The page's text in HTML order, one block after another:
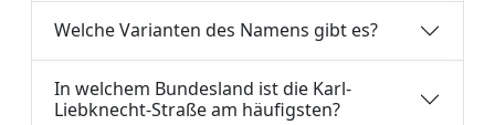
Welche Varianten des Namens gibt es?
In welchem Bundesland ist die Karl-
Liebknecht-Straße am häufigsten?